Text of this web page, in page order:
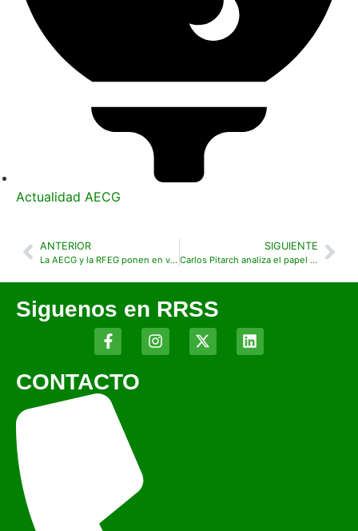
Actualidad AECG
ANTERIOR
La AECG y la RFEG ponen en valor para el turismo de golf en España el proyecto PlaySpain.Golf en la jornada profesional organizada por la AEGG
SIGUIENTE
Carlos Pitarch analiza el papel del golf como motor del real estate en la Cátedra Real Estate Alfil de San Telmo en Málaga
Siguenos en RRSS
CONTACTO